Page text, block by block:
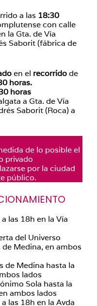
a las 18:30
con calle
la Gta. de Vía
Saborit (fábrica de
en el recorridode
horas.
horas
a Gta. de Vía
Saborit (Roca) a
de lo posible el
privado
por la ciudad
público.
las 18h en la Vía
del Universo
Medina, en ambos
de Medina hasta la
lados
Sola hasta la
ambos lados
las 18h en la Avda